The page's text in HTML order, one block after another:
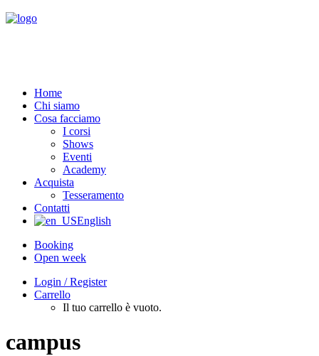
Home
Chi siamo
Cosa facciamo
I corsi
Shows
Eventi
Academy
Acquista
Tesseramento
Contatti
English
Booking
Open week
Login / Register
Carrello
Il tuo carrello è vuoto.
campus